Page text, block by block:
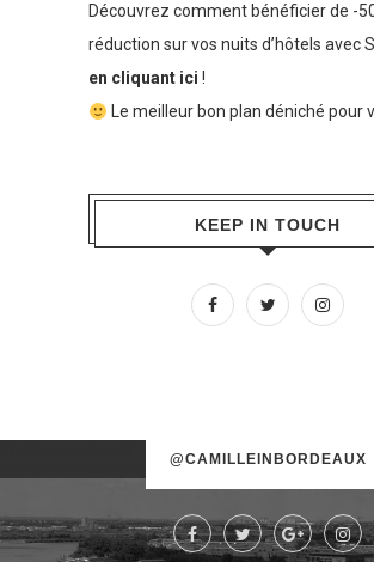
Découvrez comment bénéficier de -
réduction sur vos nuits d’hôtels avec
en cliquant ici !
Le meilleur bon plan déniché pour
KEEP IN TOUCH
@CAMILLEINBORDEAUX
Try some other hashtag or username